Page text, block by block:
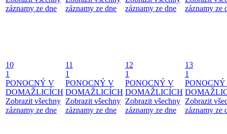
záznamy ze dne
záznamy ze dne
záznamy ze dne
záznamy ze
10
1
PONOCNÝ V
DOMAŽLICÍCH
Zobrazit všechny
záznamy ze dne
11
1
PONOCNÝ V
DOMAŽLICÍCH
Zobrazit všechny
záznamy ze dne
12
1
PONOCNÝ V
DOMAŽLICÍCH
Zobrazit všechny
záznamy ze dne
13
1
Zobrazit
záznamy ze